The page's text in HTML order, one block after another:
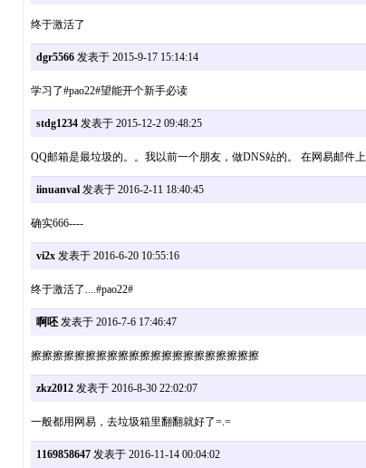
终于激活了
dgr5566发表于 2015-9-17 15:14:14
学习了#pao22#望能开个新手必读
stdg1234发表于 2015-12-2 09:48:25
QQ邮箱是最垃圾的。。我以前一个朋友，做DNS站的。 在网易邮件
iinuanval发表于 2016-2-11 18:40:45
确实666----
vi2x发表于 2016-6-20 10:55:16
终于激活了....#pao22#
啊呸发表于 2016-7-6 17:46:47
擦擦擦擦擦擦擦擦擦擦擦擦擦擦擦擦擦擦擦擦擦
zkz2012发表于 2016-8-30 22:02:07
一般都用网易，去垃圾箱里翻翻就好了=.=
1169858647发表于 2016-11-14 00:04:02